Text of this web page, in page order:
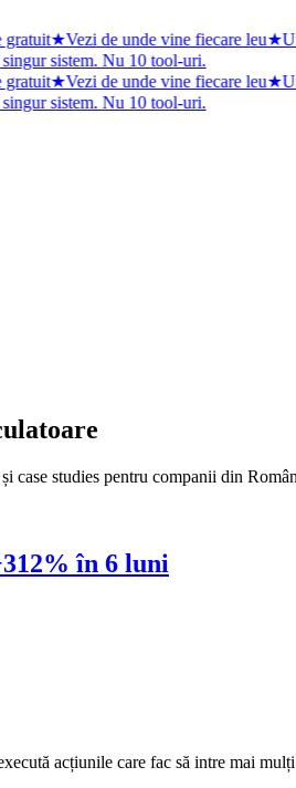
★Vezi de unde vine fiecare leu★
sistem. Nu 10 tool-uri.
★Vezi de unde vine fiecare leu★
sistem. Nu 10 tool-uri.
case studies pentru companii din
în 6 luni
acțiunile care fac să intre mai